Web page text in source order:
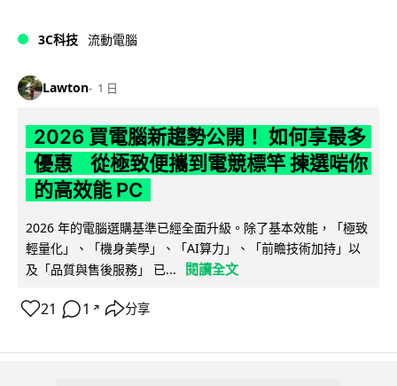
3C科技 流動電腦
Lawton 1 日
2026 買電腦新趨勢公開！ 如何享最多
優惠 從極致便攜到電競標竿 揀選啱你
的高效能 PC
2026 年的電腦選購基準已經全面升級。除了基本效能，「極致
輕量化」、「機身美學」、「AI算力」、「前瞻技術加持」以
及「品質與售後服務」 已...
閱讀全文
21 1 ↗ 分享